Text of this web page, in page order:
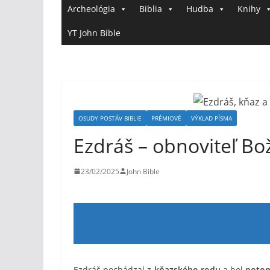
Archeológia Biblia Hudba Knihy
YT John Bible
OSUDY POSTÁV BIBLIE PRÉMIOVÉ VÝKLAD PÍSMA
Ezdráš – obnoviteľ
23/02/2025 John Bible